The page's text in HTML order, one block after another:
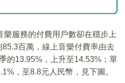
服務的付費用戶數卻在穩步上
百萬，線上音樂付費率由去
的13.95%，上升至14.53%；單
，至8.8元人民幣，見下圖。